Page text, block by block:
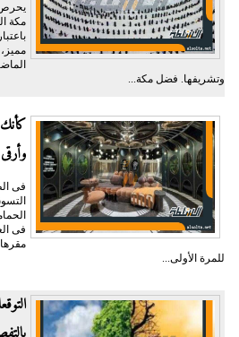
يحرص
مكة
وتشريفها. فضل مكة...
فى
فى
للمرة الأولى...